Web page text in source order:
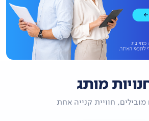
מותג
מובילים, חוויית קנייה אחת